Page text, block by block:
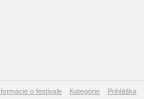
o festivale Kategórie Prihláška